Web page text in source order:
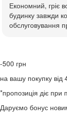
Економний, гріє
будинку завжди
обслуговування
-500 грн
на вашу покупку від
*пропозиція діє при
Даруємо бонус